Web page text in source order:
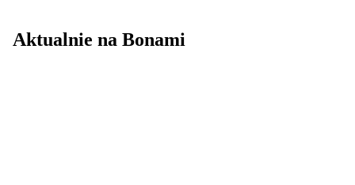
Aktualnie na Bonami